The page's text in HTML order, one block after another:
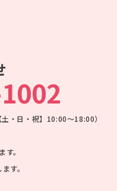
・日・祝】10:00～18:00）
。
す。